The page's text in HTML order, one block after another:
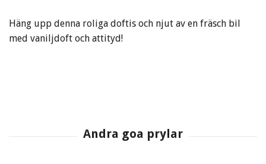
Häng upp denna roliga doftis och njut av en fräsch bil
med vaniljdoft och attityd!